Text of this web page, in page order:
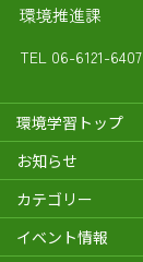
環境推進課
TEL 06-6121-6407
環境学習トップ
お知らせ
カテゴリー
イベント情報